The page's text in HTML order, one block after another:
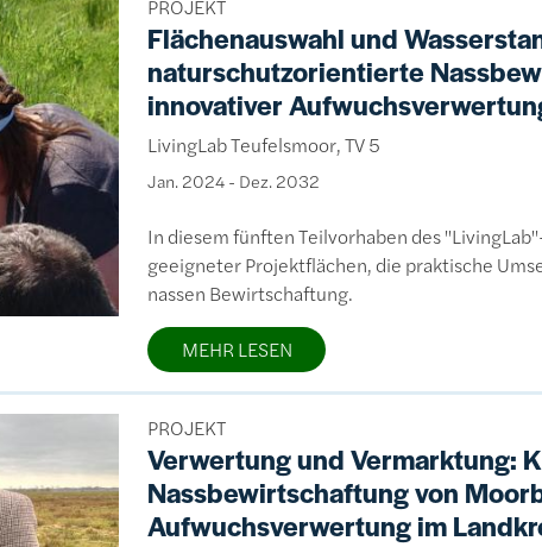
PROJEKT
Flächenauswahl und
naturschutzorientierte
innovativer
LivingLab Teufelsmoor, TV 5
Jan. 2024 - Dez. 2032
In diesem fünften Teilvorhaben des
geeigneter Projektflächen, die praktische
nassen Bewirtschaftung.
MEHR LESEN
PROJEKT
Verwertung und Vermarktung:
Nassbewirtschaftung von
Aufwuchsverwertung im